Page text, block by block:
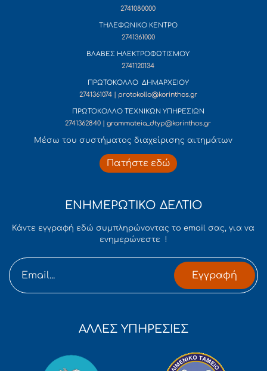
2741080000
ΤΗΛΕΦΩΝΙΚΟ ΚΕΝΤΡΟ
2741361000
ΒΛΑΒΕΣ ΗΛΕΚΤΡΟΦΩΤΙΣΜΟΥ
2741120134
ΠΡΩΤΟΚΟΛΛΟ ΔΗΜΑΡΧΕΙΟΥ
2741361074 | protokollo@korinthos.gr
ΠΡΩΤΟΚΟΛΛΟ ΤΕΧΝΙΚΩΝ ΥΠΗΡΕΣΙΩΝ
2741362840 | grammateia_dtyp@korinthos.gr
Mέσω του συστήματος διαχείρισης αιτημάτων
Πατήστε εδώ
ΕΝΗΜΕΡΩΤΙΚΟ ΔΕΛΤΙΟ
Κάντε εγγραφή εδώ συμπληρώνοντας το email σας, για να
ενημερώνεστε !
Εγγραφή
ΑΛΛΕΣ ΥΠΗΡΕΣΙΕΣ